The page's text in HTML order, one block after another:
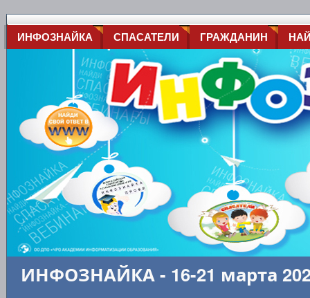
ИНФОЗНАЙКА СПАСАТЕЛИ ГРАЖДАНИН
ИНФОЗНАЙКА - 16-21 марта